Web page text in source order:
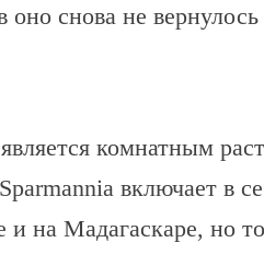
оно снова не вернулось
комнатным
включает в
на Мадагаскаре, но